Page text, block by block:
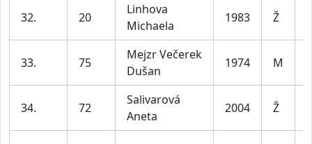
32. 20
Linhova
Michaela
1983 Ž
33. 75
Mejzr Večerek
Dušan
1974 M
34. 72
Salivarová
Aneta
2004 Ž